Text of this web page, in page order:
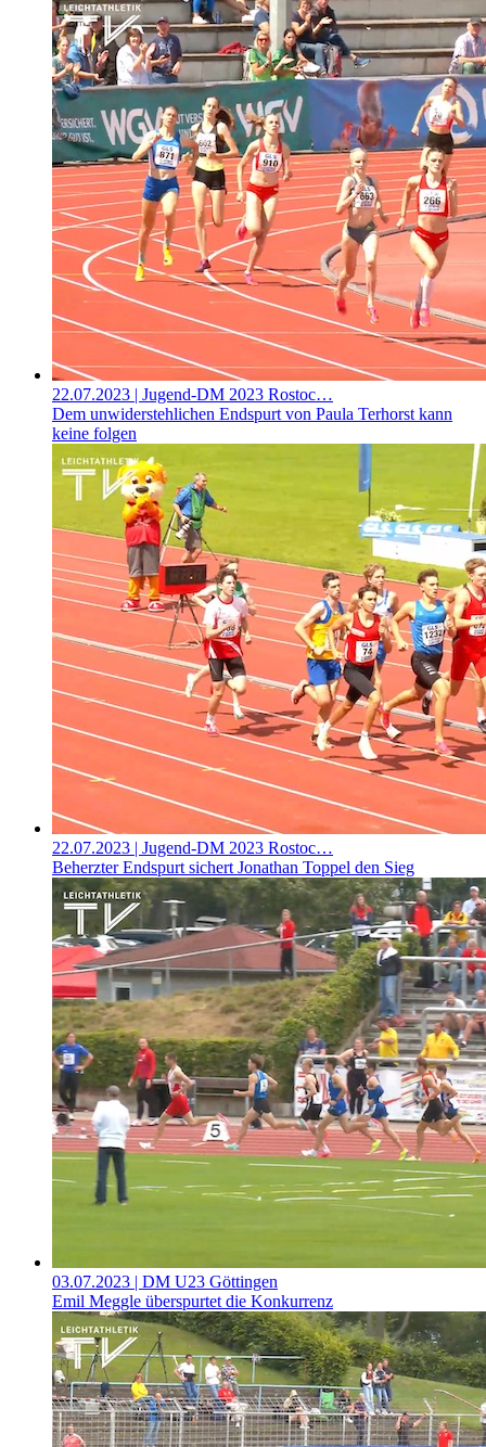
22.07.2023 | Jugend-DM 2023 Rostoc…
Dem unwiderstehlichen Endspurt von Paula Terhorst kann
keine folgen
22.07.2023 | Jugend-DM 2023 Rostoc…
Beherzter Endspurt sichert Jonathan Toppel den Sieg
03.07.2023 | DM U23 Göttingen
Emil Meggle überspurtet die Konkurrenz